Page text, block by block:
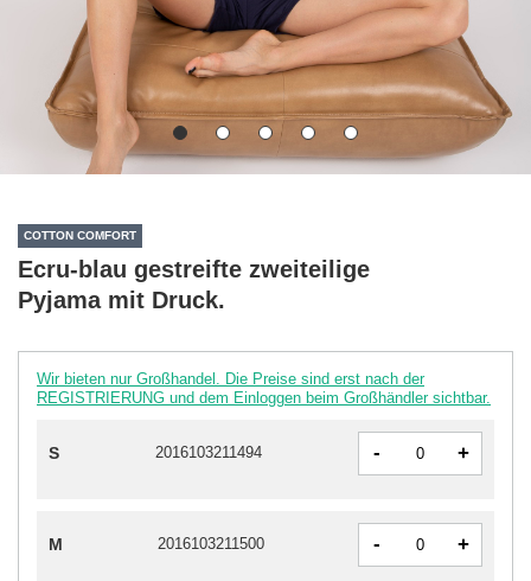
COTTON COMFORT
Ecru-blau gestreifte zweiteilige
Pyjama mit Druck.
Wir bieten nur Großhandel. Die Preise sind erst nach der
REGISTRIERUNG und dem Einloggen beim Großhändler sichtbar.
S 2016103211494 - +
M 2016103211500 - +